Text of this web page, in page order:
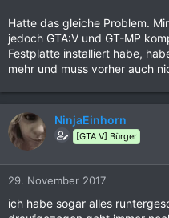
Hatte das gleiche Problem.
jedoch GTA:V und GT-MP
Festplatte installiert habe,
mehr und muss vorher auch
NinjaEinhorn
[GTA V] Bürger
29. November 2017
ich habe sogar alles